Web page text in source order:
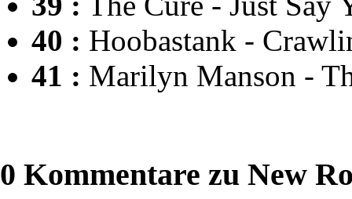
40 : Hoobastank -
41 : Marilyn Manson -
0 Kommentare zu New